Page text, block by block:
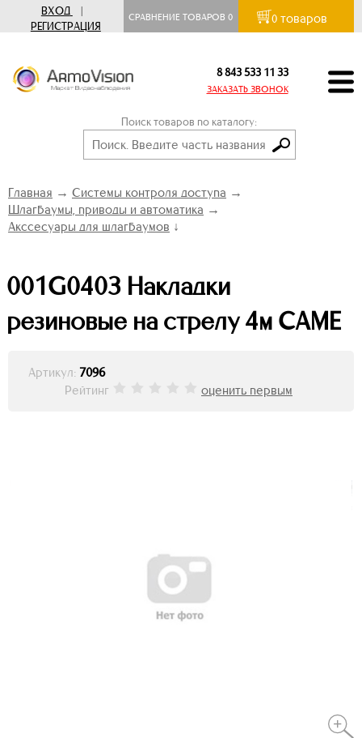
ВХОД
|
РЕГИСТРАЦИЯ
СРАВНЕНИЕ ТОВАРОВ0 0 товаров
8 843 533 11 33
ЗАКАЗАТЬ ЗВОНОК
Поиск товаров по каталогу:
Главная → Системы контроля доступа →
Шлагбаумы, приводы и автоматика →
Акссесуары для шлагбаумов ↓
001G0403 Накладки
резиновые на стрелу 4м CAME
Артикул: 7096
Рейтинг
оценить первым